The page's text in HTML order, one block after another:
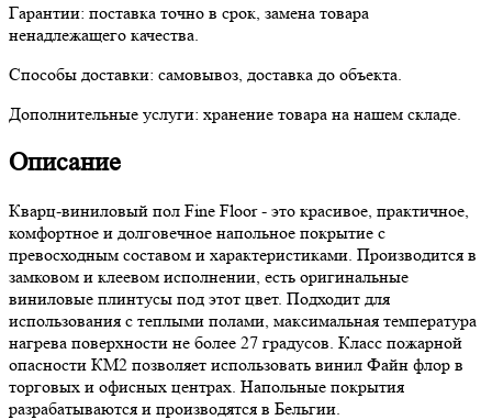
Гарантии: поставка точно в срок, замена товара
ненадлежащего качества.
Способы доставки: самовывоз, доставка до объекта.
Дополнительные услуги: хранение товара на нашем складе.
Описание
Кварц-виниловый пол Fine Floor- это красивое, практичное,
комфортное и долговечное напольное покрытие с
превосходным составом и характеристиками. Производится в
замковом и клеевом исполнении, есть оригинальные
виниловые плинтусы под этот цвет. Подходит для
использования с теплыми полами, максимальная температура
нагрева поверхности не более 27 градусов. Класс пожарной
опасности КМ2 позволяет использовать винил Файн флор в
торговых и офисных центрах. Напольные покрытия
разрабатываются и производятся в Бельгии.